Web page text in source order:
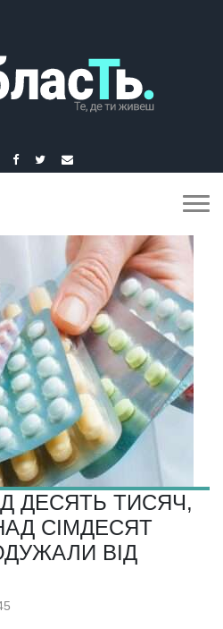
ДЕСЯТЬ ТИСЯЧ,
СІМДЕСЯТ
ВІД